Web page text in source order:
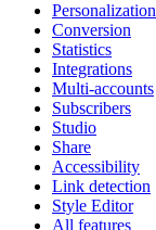
Personalization
Conversion
Statistics
Integrations
Multi-accounts
Subscribers
Studio
Share
Accessibility
Link detection
Style Editor
All features